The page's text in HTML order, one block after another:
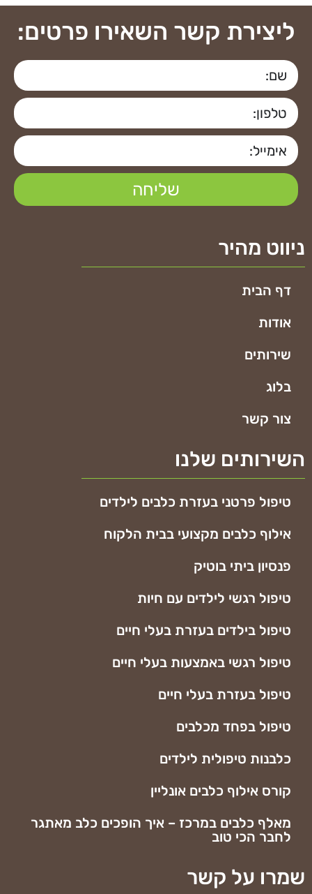
ליצירת קשר השאירו פרטים:
שליחה
ניווט מהיר
דף הבית
אודות
שירותים
בלוג
צור קשר
השירותים שלנו
טיפול פרטני בעזרת כלבים לילדים
אילוף כלבים מקצועי בבית הלקוח
פנסיון ביתי בוטיק
טיפול רגשי לילדים עם חיות
טיפול בילדים בעזרת בעלי חיים
טיפול רגשי באמצעות בעלי חיים
טיפול בעזרת בעלי חיים
טיפול בפחד מכלבים
כלבנות טיפולית לילדים
קורס אילוף כלבים אונליין
מאלף כלבים במרכז – איך הופכים כלב מאתגר
לחבר הכי טוב
שמרו על קשר